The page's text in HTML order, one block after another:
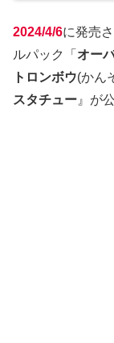
2024/4/6に発売
ルパック「 オー
トロンボウ(かん
スタチュー 』が